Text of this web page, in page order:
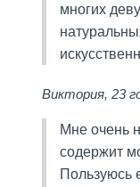
многих
Виктория, 23
Мне очень
содержит
Пользуюсь